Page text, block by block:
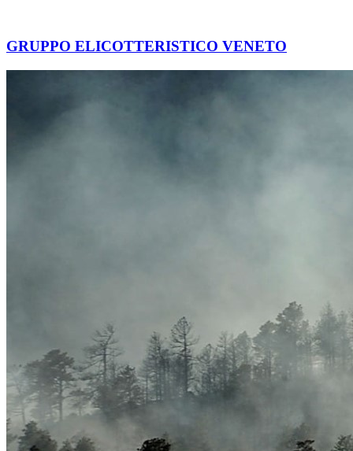
GRUPPO ELICOTTERISTICO VENETO